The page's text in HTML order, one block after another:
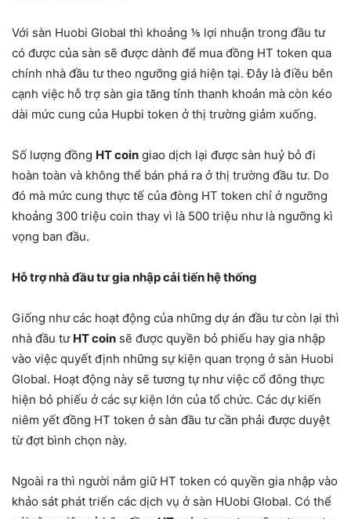
Với sàn Huobi Global thì khoảng ⅕ lợi nhuận trong đầu tư
có được của sàn sẽ được dành để mua đồng HT token qua
chính nhà đầu tư theo ngưỡng giá hiện tại. Đây là điều bên
cạnh việc hỗ trợ sàn gia tăng tính thanh khoản mà còn kéo
dài mức cung của Hupbi token ở thị trường giảm xuống.
Số lượng đồng HT coin giao dịch lại được sàn huỷ bỏ đi
hoàn toàn và không thể bán phá ra ở thị trường đầu tư. Do
đó mà mức cung thực tế của đòng HT token chỉ ở ngưỡng
khoảng 300 triệu coin thay vì là 500 triệu như là ngưỡng kì
vọng ban đầu.
Hỗ trợ nhà đầu tư gia nhập cải tiến hệ thống
Giống như các hoạt động của những dự án đầu tư còn lại thì
nhà đầu tư HT coin sẽ được quyền bỏ phiếu hay gia nhập
vào việc quyết định những sự kiện quan trọng ở sàn Huobi
Global. Hoạt động này sẽ tương tự như việc cổ đông thực
hiện bỏ phiếu ở các sự kiện lớn của tổ chức. Các dự kiến
niêm yết đồng HT token ở sàn đầu tư cần phải được duyệt
từ đợt bình chọn này.
Ngoài ra thì người nắm giữ HT token có quyền gia nhập vào
khảo sát phát triển các dịch vụ ở sàn HUobi Global. Có thể